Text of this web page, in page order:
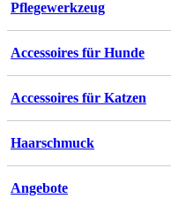
Pflegewerkzeug
Accessoires für Hunde
Accessoires für Katzen
Haarschmuck
Angebote